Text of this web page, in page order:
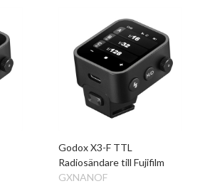
Godox X3-F TTL
Radiosändare till Fujifilm
GXNANOF